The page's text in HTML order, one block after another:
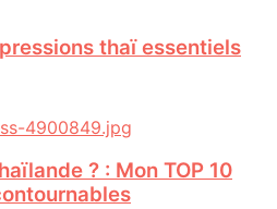
thaï essentiels
? : Mon TOP 10